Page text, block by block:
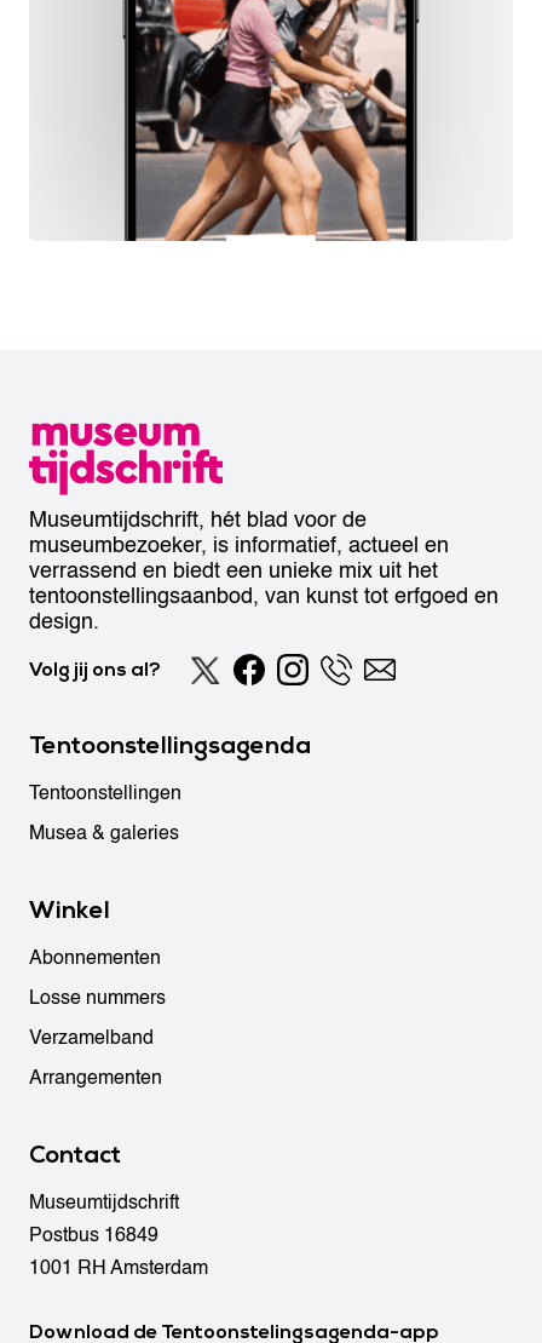
Museumtijdschrift, hét blad voor de
museumbezoeker, is informatief, actueel en
verrassend en biedt een unieke mix uit het
tentoonstellingsaanbod, van kunst tot erfgoed en
design.
Volg jij ons al?
Tentoonstellingsagenda
Tentoonstellingen
Musea & galeries
Winkel
Abonnementen
Losse nummers
Verzamelband
Arrangementen
Contact
Museumtijdschrift
Postbus 16849
1001 RH Amsterdam
Download de Tentoonstelingsagenda-app